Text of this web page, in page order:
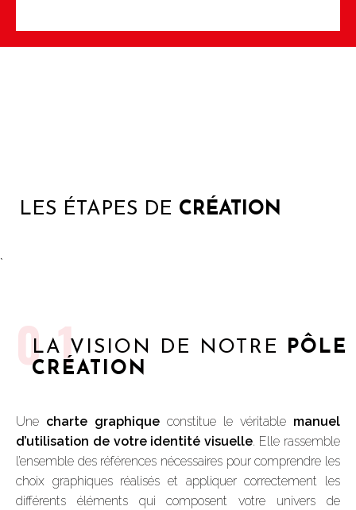
LES ÉTAPES DE CRÉATION
`
01
LA VISION DE NOTRE PÔLE
CRÉATION
Une charte graphique constitue le véritable manuel
d’utilisation de votre identité visuelle. Elle rassemble
l’ensemble des références nécessaires pour comprendre les
choix graphiques réalisés et appliquer correctement les
différents éléments qui composent votre univers de